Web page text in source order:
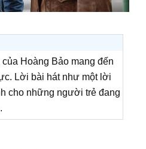
Hoàng Bảo mang đến
Lời bài hát như một lời
cho những người trẻ đang